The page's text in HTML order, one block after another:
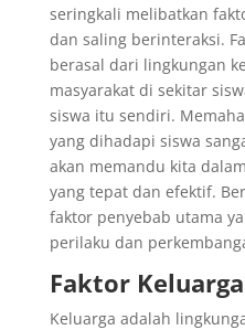
seringkali melibatkan
dan saling berinteraksi.
berasal dari lingkungan
masyarakat di sekitar
siswa itu sendiri.
yang dihadapi siswa
akan memandu kita
yang tepat dan efektif.
faktor penyebab utama
perilaku dan
Faktor Keluarga
Keluarga adalah